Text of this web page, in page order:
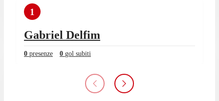
1
Gabriel Delfim
0 presenze 0 gol subiti